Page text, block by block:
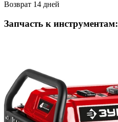
Возврат 14 дней
Запчасть к инструментам: